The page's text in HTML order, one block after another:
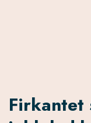
Firkantet